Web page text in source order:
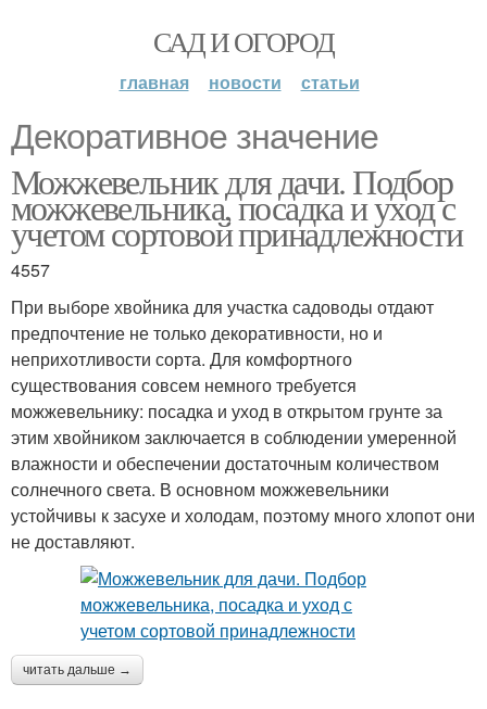
САД И ОГОРОД
главная новости статьи
Декоративное значение
Можжевельник для дачи. Подбор
можжевельника, посадка и уход с
учетом сортовой принадлежности
4557
При выборе хвойника для участка садоводы отдают
предпочтение не только декоративности, но и
неприхотливости сорта. Для комфортного
существования совсем немного требуется
можжевельнику: посадка и уход в открытом грунте за
этим хвойником заключается в соблюдении умеренной
влажности и обеспечении достаточным количеством
солнечного света. В основном можжевельники
устойчивы к засухе и холодам, поэтому много хлопот они
не доставляют.
читать дальше →